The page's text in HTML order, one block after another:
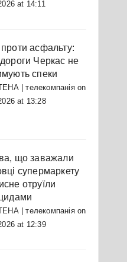
at 14:11
асфальту:
Черкас не
спеки
| телекомпаніяon
at 13:28
що заважали
супермаркету
отруїли
| телекомпаніяon
at 12:39